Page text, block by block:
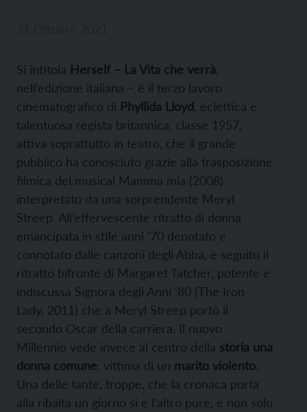
Si intitola Herself – La Vita che verrà
nell’edizione italiana – è il terzo lavoro
cinematografico di Phyllida Lloyd , eclettica e
talentuosa regista britannica, classe 1957,
attiva soprattutto in teatro, che il grande
pubblico ha conosciuto grazie alla trasposizione
filmica del musical Mamma mia (2008)
interpretato da una sorprendente Meryl
Streep. All’effervescente ritratto di donna
emancipata in stile anni ’70 denotato e
connotato dalle canzoni degli Abba, è seguito il
ritratto bifronte di Margaret Tatcher, potente e
indiscussa Signora degli Anni ‘80 (The Iron
Lady, 2011) che a Meryl Streep portò il
secondo Oscar della carriera. Il nuovo
Millennio vede invece al centro della storia una
donna comune , vittima di un marito violento.
Una delle tante, troppe, che la cronaca porta
alla ribalta un giorno sì e l’altro pure, e non solo